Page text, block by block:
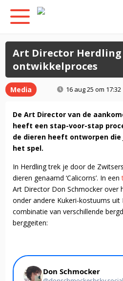
Art Director
ontwikkelproces
Media 16 aug 25 om 17:32
De Art Director van de
heeft een stap-voor-stap
de dieren heeft ontworpen
het spel.
In Herdling trek je door de
dieren genaamd ‘Calicorns’. In een
Art Director Don Schmocker over
onder andere Kukeri-kostuums uit
combinatie van verschillende
berggeiten: